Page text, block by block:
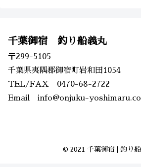
千葉御宿 釣り船義丸
〒299-5105
千葉県夷隅郡御宿町岩和田1054
TEL/FAX 0470-68-2722
Email info@onjuku-
© 2021 千葉御宿 | 釣り